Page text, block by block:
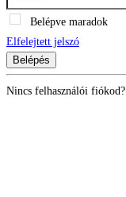
Belépve maradok
Elfelejtett jelszó
Belépés
Nincs felhasználói fiókod?